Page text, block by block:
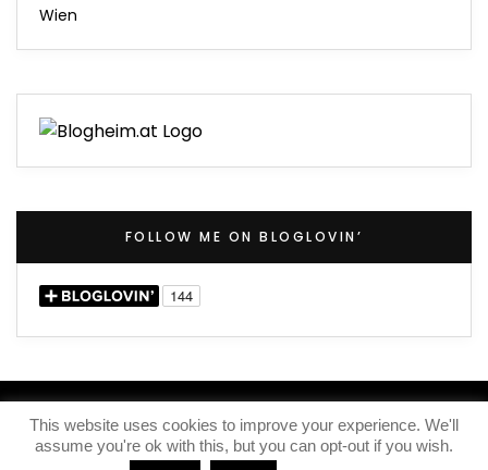
Wien
FOLLOW ME ON BLOGLOVIN’
(C) 2020 – Iris Knox
This website uses cookies to improve your experience. We'll
assume you're ok with this, but you can opt-out if you wish.